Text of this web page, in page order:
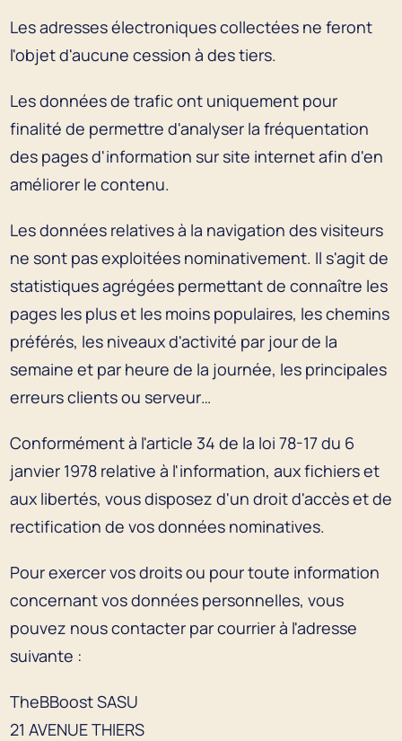
Les adresses électroniques collectées ne feront
l'objet d'aucune cession à des tiers.
Les données de trafic ont uniquement pour
finalité de permettre d'analyser la fréquentation
des pages d'information sur site internet afin d'en
améliorer le contenu.
Les données relatives à la navigation des visiteurs
ne sont pas exploitées nominativement. Il s'agit de
statistiques agrégées permettant de connaître les
pages les plus et les moins populaires, les chemins
préférés, les niveaux d'activité par jour de la
semaine et par heure de la journée, les principales
erreurs clients ou serveur…
Conformément à l'article 34 de la loi 78-17 du 6
janvier 1978 relative à l'information, aux fichiers et
aux libertés, vous disposez d'un droit d'accès et de
rectification de vos données nominatives.
Pour exercer vos droits ou pour toute information
concernant vos données personnelles, vous
pouvez nous contacter par courrier à l'adresse
suivante :
TheBBoost SASU
21 AVENUE THIERS